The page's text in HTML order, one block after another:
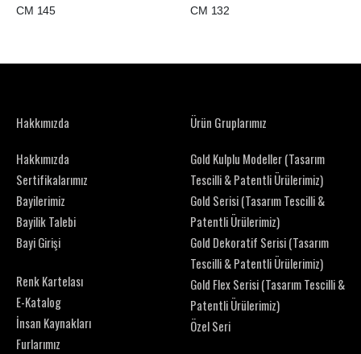
CM 145 CM 132
Hakkımızda
Hakkımızda
Sertifikalarımız
Bayilerimiz
Bayilik Talebi
Bayi Girişi
Renk Kartelası
E-Katalog
İnsan Kaynakları
Furlarımız
Ürün Gruplarımız
Gold Kulplu Modeller (Tasarım
Tescilli & Patentli Ürülerimiz)
Gold Serisi (Tasarım Tescilli &
Patentli Ürülerimiz)
Gold Dekoratif Serisi (Tasarım
Tescilli & Patentli Ürülerimiz)
Gold Flex Serisi (Tasarım Tescilli &
Patentli Ürülerimiz)
Özel Seri